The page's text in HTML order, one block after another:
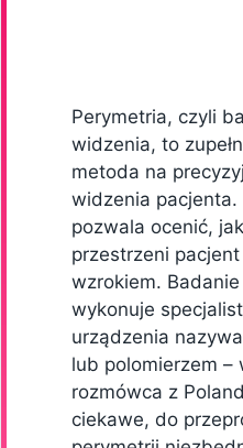
Perymetria, czyli
widzenia, to
metoda na
widzenia pacjenta.
pozwala ocenić,
przestrzeni
wzrokiem.
wykonuje
urządzenia
lub polomierzem –
rozmówca z
ciekawe, do